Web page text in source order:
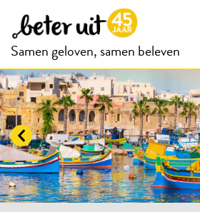
Samen geloven, samen beleven